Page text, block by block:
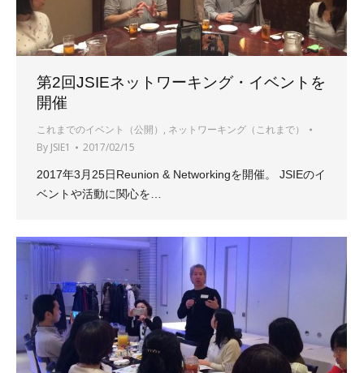
第2回JSIEネットワーキング・イベントを
開催
これまでのイベント（公開） , ネットワーキング（これまで）
By JSIE1 2017/02/15
2017年3月25日Reunion & Networkingを開催。 JSIEのイ
ベントや活動に関心を…